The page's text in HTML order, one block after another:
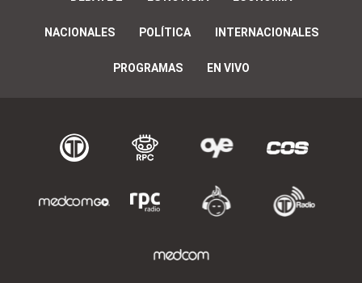
NACIONALES POLÍTICA INTERNACIONALES
PROGRAMAS EN VIVO